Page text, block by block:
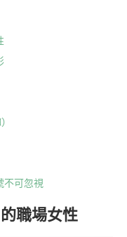
不可忽視
職場女性